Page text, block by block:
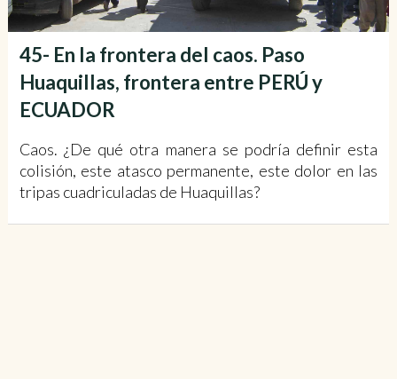
45- En la frontera del caos. Paso
Huaquillas, frontera entre PERÚ y
ECUADOR
Caos. ¿De qué otra manera se podría definir esta
colisión, este atasco permanente, este dolor en las
tripas cuadriculadas de Huaquillas?